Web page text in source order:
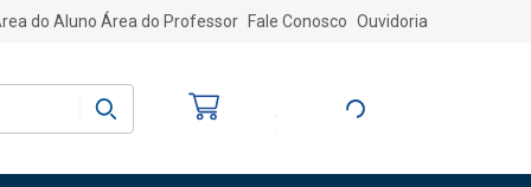
do Aluno Área do Professor Fale Conosco Ouvidoria
Entre ou Cadastre-